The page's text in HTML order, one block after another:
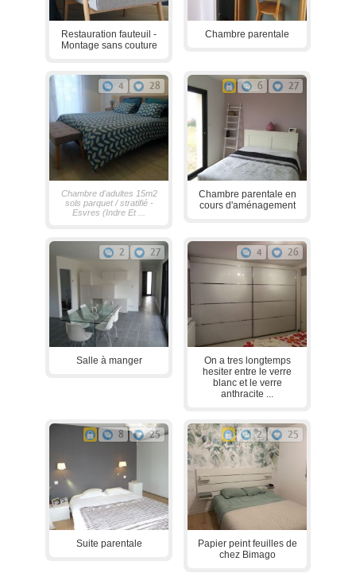
Restauration fauteuil -
Montage sans couture
Chambre parentale
4 28
Chambre d'adultes 15m2
sols parquet / stratifié -
Esvres (Indre Et ...
6 27
Chambre parentale en
cours d'aménagement
2 27
Salle à manger
4 26
On a tres longtemps
hesiter entre le verre
blanc et le verre
anthracite ...
8 25
Suite parentale
2 25
Papier peint feuilles de
chez Bimago